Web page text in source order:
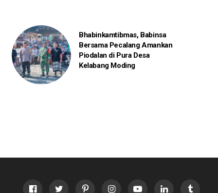
Bhabinkamtibmas, Babinsa
Bersama Pecalang Amankan
Piodalan di Pura Desa
Kelabang Moding